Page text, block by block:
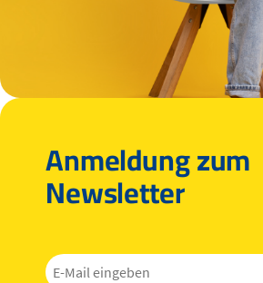
Anmeldung zum
Newsletter